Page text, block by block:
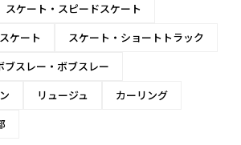
スケート・スピードスケート
ケート
スケート・ショートトラック
ブスレー・ボブスレー
リュージュ
カーリング